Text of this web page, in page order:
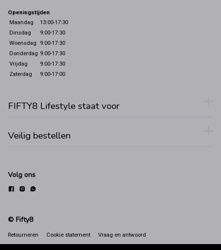
Openingstijden
Maandag
13:00-17:30
Dinsdag
9:00-17:30
Woensdag
9:00-17:30
Donderdag 9:00-17:30
Vrijdag
9:00-17:30
Zaterdag
9:00-17:00
FIFTY8 Lifestyle staat voor
Veilig bestellen
Volg ons
© Fifty8
Retourneren Cookie statement Vraag en antwoord